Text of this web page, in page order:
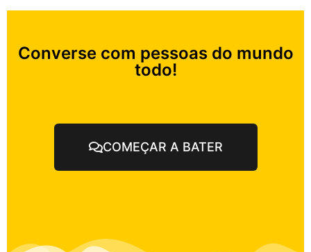
Converse com pessoas do mundo
todo!
COMEÇAR A BATER